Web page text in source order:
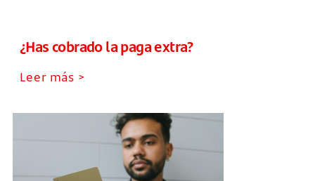
¿Has cobrado la paga extra?
Leer más >